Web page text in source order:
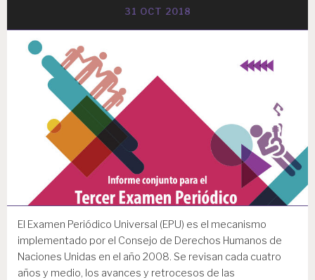
31 OCT 2018
El Examen Periódico Universal (EPU) es el mecanismo
implementado por el Consejo de Derechos Humanos de
Naciones Unidas en el año 2008. Se revisan cada cuatro
años y medio, los avances y retrocesos de las